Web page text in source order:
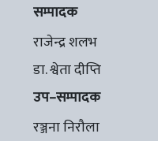
सम्पादक
राजेन्द्र शलभ
डा. श्वेता दीप्ति
उप–सम्पादक
रञ्जना निरौला